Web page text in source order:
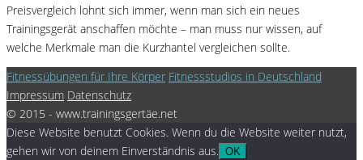
Preisvergleich lohnt sich immer, wenn man sich ein neues
Trainingsgerät anschaffen möchte – man muss nur wissen, auf
welche Merkmale man die Kurzhantel vergleichen sollte.
Fitnessübungen für Ihre Körper Fitnessstudios in Deutschland
Impressum Datenschutz
© 2015 - www.trainingsgertäe.net
Diese Website benutzt Cookies. Wenn du die Website weiter nutzt,
gehen wir von deinem Einverständnis aus. OK